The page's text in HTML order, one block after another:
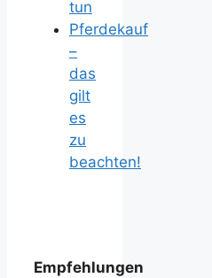
tun
Pferdekauf
–
das
gilt
es
zu
beachten!
Empfehlungen